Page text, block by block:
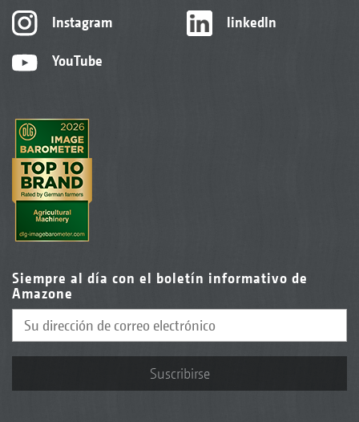
Instagram
YouTube
linkedIn
Siempre al día con el boletín informativo de
Amazone
Suscribirse